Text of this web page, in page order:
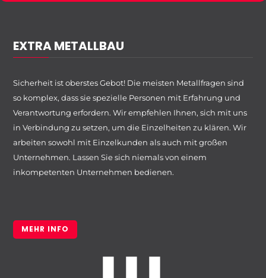
EXTRA METALLBAU
Sicherheit ist oberstes Gebot! Die meisten Metallfragen sind
so komplex, dass sie spezielle Personen mit Erfahrung und
Verantwortung erfordern. Wir empfehlen Ihnen, sich mit uns
in Verbindung zu setzen, um die Einzelheiten zu klären. Wir
arbeiten sowohl mit Einzelkunden als auch mit großen
Unternehmen. Lassen Sie sich niemals von einem
inkompetenten Unternehmen bedienen.
MEHR INFO